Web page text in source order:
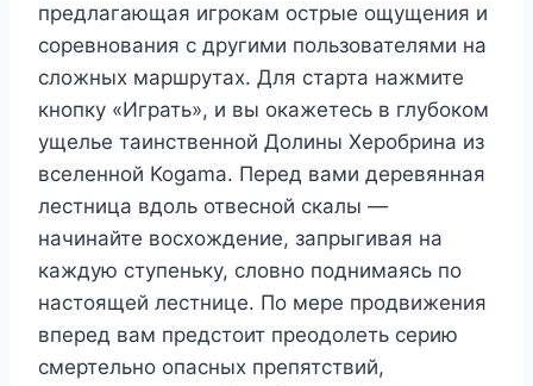
предлагающая игрокам острые ощущения и
соревнования с другими пользователями на
сложных маршрутах. Для старта нажмите
кнопку «Играть», и вы окажетесь в глубоком
ущелье таинственной Долины Херобрина из
вселенной Kogama. Перед вами деревянная
лестница вдоль отвесной скалы —
начинайте восхождение, запрыгивая на
каждую ступеньку, словно поднимаясь по
настоящей лестнице. По мере продвижения
вперед вам предстоит преодолеть серию
смертельно опасных препятствий,